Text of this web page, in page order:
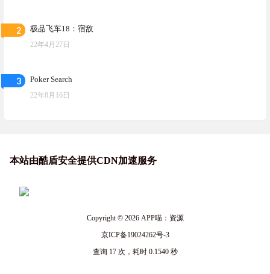
2 极品飞车18：宿敌
22年4月27日
3 Poker Search
22年8月16日
本站由酷盾安全提供CDN加速服务
Copyright © 2026APP喵：资源
京ICP备19024262号-3
查询 17 次，耗时 0.1540 秒